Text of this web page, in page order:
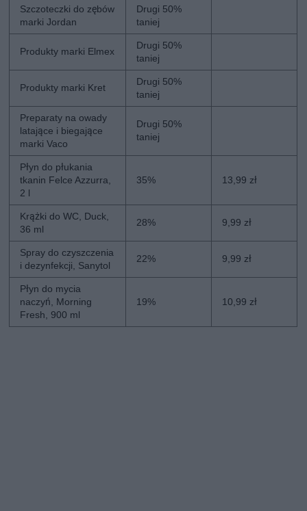
Szczoteczki do zębów
marki Jordan
Drugi 50%
taniej
Produkty marki Elmex
Drugi 50%
taniej
Produkty marki Kret
Drugi 50%
taniej
Preparaty na owady
latające i biegające
marki Vaco
Drugi 50%
taniej
Płyn do płukania
tkanin Felce Azzurra,
2 l
35% 13,99 zł
Krążki do WC, Duck,
36 ml
28% 9,99 zł
Spray do czyszczenia
i dezynfekcji, Sanytol
22% 9,99 zł
Płyn do mycia
naczyń, Morning
Fresh, 900 ml
19% 10,99 zł